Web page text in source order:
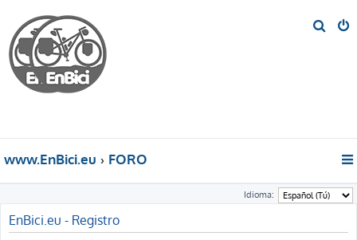
www.EnBici.eu FORO
Idioma:
EnBici.eu - Registro